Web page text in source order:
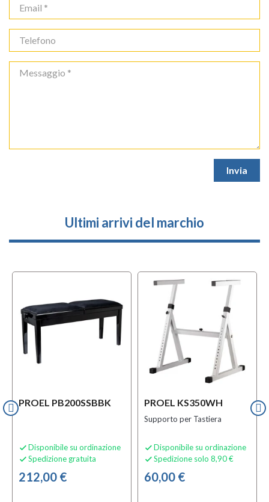
Ultimi arrivi del marchio
PROEL PB200SSBBK
 Disponibile su ordinazione
 Spedizione gratuita
212,00 €
PROEL KS350WH
Supporto per Tastiera
 Disponibile su ordinazione
 Spedizione solo 8,90 €
60,00 €
OFFERTA